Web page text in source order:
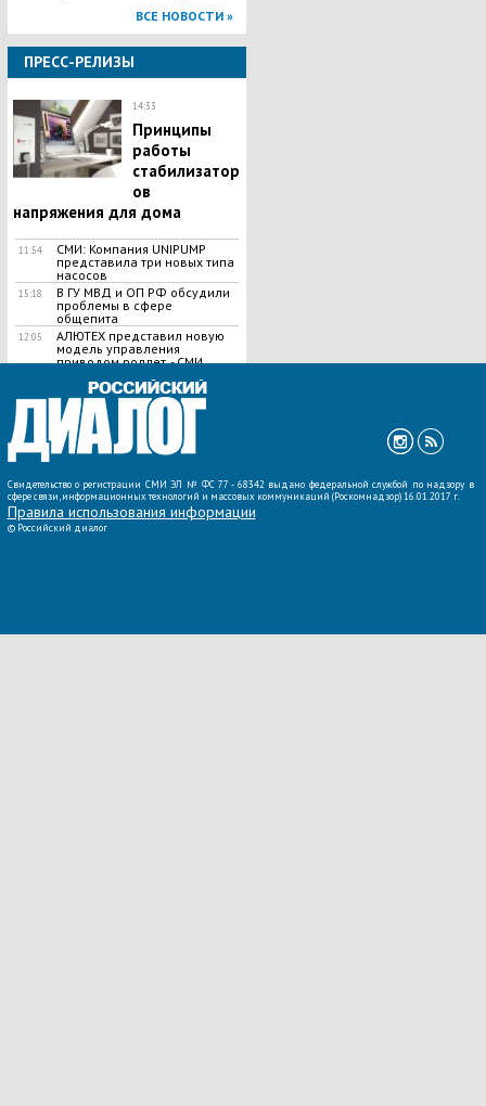
ВСЕ НОВОСТИ »
ПРЕСС-РЕЛИЗЫ
14:33
Принципы
работы
стабилизатор
ов
напряжения для дома
11:54
СМИ: Компания UNIPUMP
представила три новых типа
насосов
15:18
В ГУ МВД и ОП РФ обсудили
проблемы в сфере
общепита
12:05
АЛЮТЕХ представил новую
модель управления
приводом роллет, - СМИ
ВСЕ НОВОСТИ »
Свидетельство о регистрации СМИ ЭЛ № ФС 77 - 68342 выдано федеральной службой по надзору в
сфере связи, информационных технологий и массовых коммуникаций (Роскомнадзор) 16.01.2017 г.
Правила использования информации
© Российский диалог